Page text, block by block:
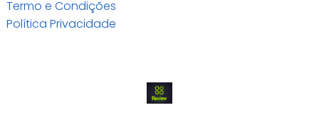
Termo e Condições
Política Privacidade